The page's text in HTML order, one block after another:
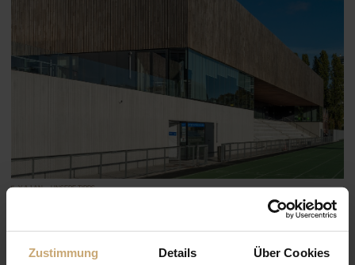
Zustimmung Details Über Cookies
IL Y A 1 AN — UNSERE TIPPS
Wie man Materialvielfalt in Projekten
erfolgreich umsetzt – Holz als
Schlüsselakteur